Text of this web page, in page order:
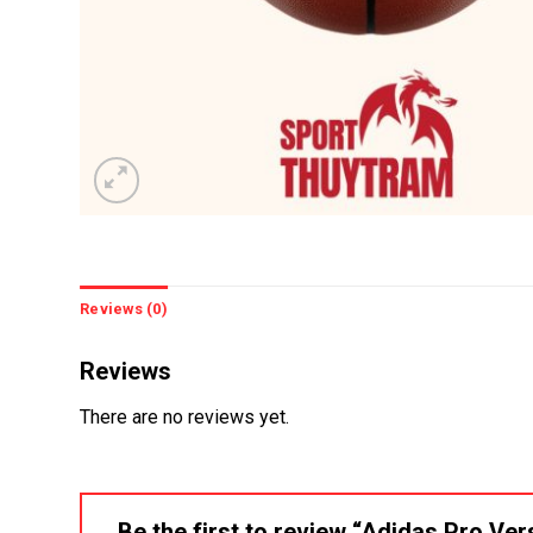
Reviews (0)
Reviews
There are no reviews yet.